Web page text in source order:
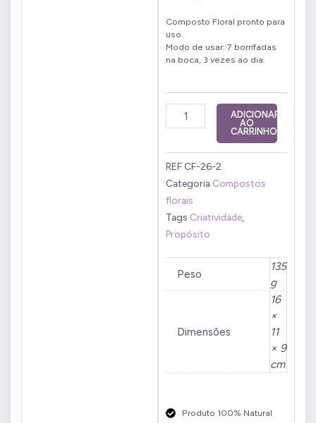
Composto Floral pronto para
uso.
Modo de usar: 7 borrifadas
na boca, 3 vezes ao dia.
Composto
Floral
50ml
quantidade
ADICIONAR
AO
CARRINHO
REF CF-26-2
Categoria Compostos
florais
Tags Criatividade
Propósito
Peso
135
g
Dimensões
16
×
11
× 9
cm
Produto 100% Natural